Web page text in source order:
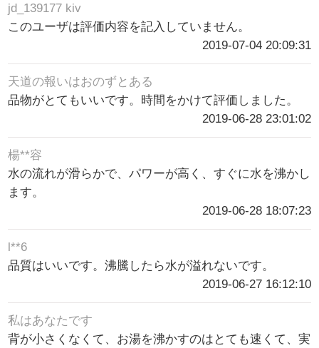
jd_139177 kiv
このユーザは評価内容を記入していません。
2019-07-04 20:09:31
天道の報いはおのずとある
品物がとてもいいです。時間をかけて評価しました。
2019-06-28 23:01:02
楊**容
水の流れが滑らかで、パワーが高く、すぐに水を沸かし
ます。
2019-06-28 18:07:23
l**6
品質はいいです。沸騰したら水が溢れないです。
2019-06-27 16:12:10
私はあなたです
背が小さくなくて、お湯を沸かすのはとても速くて、実